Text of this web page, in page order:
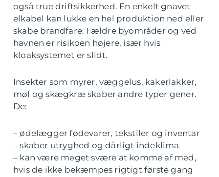
også true driftsikkerhed. En enkelt gnavet
elkabel kan lukke en hel produktion ned eller
skabe brandfare. I ældre byområder og ved
havnen er risikoen højere, især hvis
kloaksystemet er slidt.
Insekter som myrer, væggelus, kakerlakker,
møl og skægkræ skaber andre typer gener.
De:
– ødelægger fødevarer, tekstiler og inventar
– skaber utryghed og dårligt indeklima
– kan være meget svære at komme af med,
hvis de ikke bekæmpes rigtigt første gang